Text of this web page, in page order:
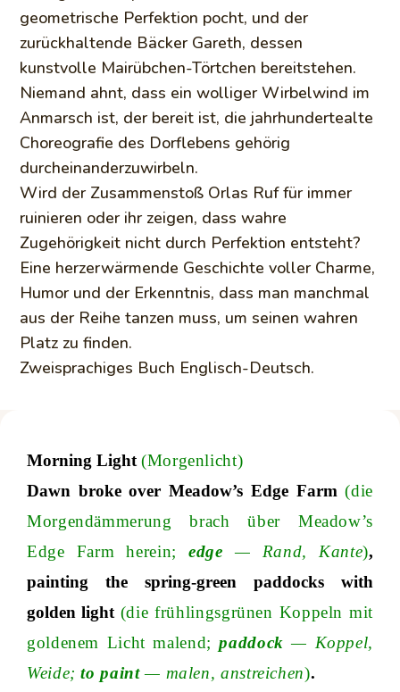
geometrische Perfektion pocht, und der
zurückhaltende Bäcker Gareth, dessen
kunstvolle Mairübchen-Törtchen bereitstehen.
Niemand ahnt, dass ein wolliger Wirbelwind im
Anmarsch ist, der bereit ist, die jahrhundertealte
Choreografie des Dorflebens gehörig
durcheinanderzuwirbeln.
Wird der Zusammenstoß Orlas Ruf für immer
ruinieren oder ihr zeigen, dass wahre
Zugehörigkeit nicht durch Perfektion entsteht?
Eine herzerwärmende Geschichte voller Charme,
Humor und der Erkenntnis, dass man manchmal
aus der Reihe tanzen muss, um seinen wahren
Platz zu finden.
Zweisprachiges Buch Englisch-Deutsch.
Morning Light (Morgenlicht)
Dawn broke over Meadow’s Edge Farm(die
Morgendämmerung brach über Meadow’s
Edge Farm herein; edge — Rand, Kante),
painting the spring-green paddocks with
golden light (die frühlingsgrünen Koppeln mit
goldenem Licht malend; paddock — Koppel,
Weide; to paint— malen, anstreichen).